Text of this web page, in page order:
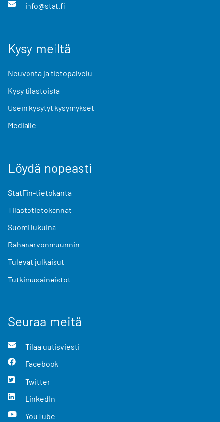
info@stat.fi
Kysy meiltä
Neuvonta ja tietopalvelu
Kysy tilastoista
Usein kysytyt kysymykset
Medialle
Löydä nopeasti
StatFin-tietokanta
Tilastotietokannat
Suomi lukuina
Rahanarvonmuunnin
Tulevat julkaisut
Tutkimusaineistot
Seuraa meitä
Tilaa uutisviesti
Facebook
Twitter
LinkedIn
YouTube